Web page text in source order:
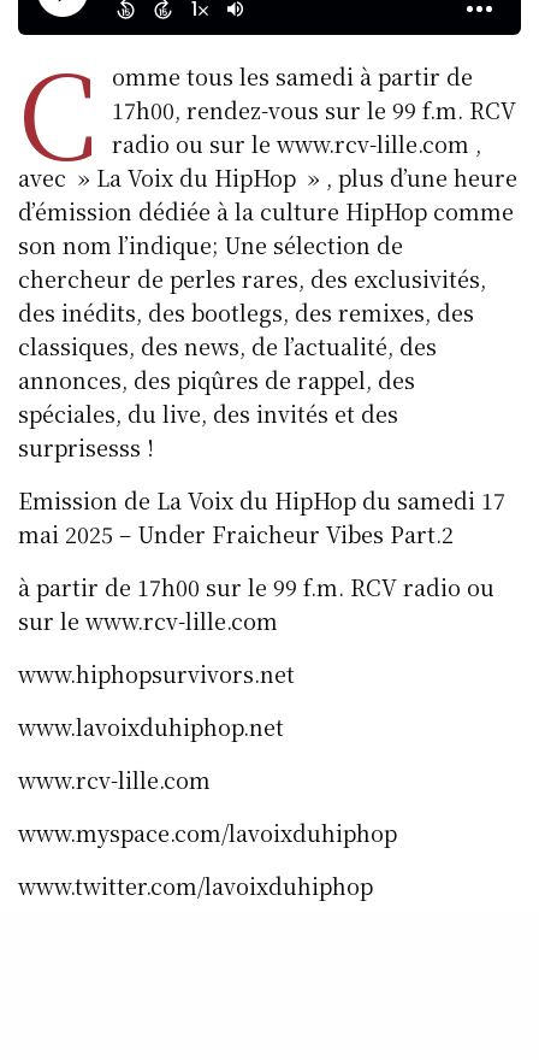
C
omme tous les samedi à partir de
17h00, rendez-vous sur le 99 f.m. RCV
radio ou sur le www.rcv-lille.com ,
avec » La Voix du HipHop » , plus d’une heure
d’émission dédiée à la culture HipHop comme
son nom l’indique; Une sélection de
chercheur de perles rares, des exclusivités,
des inédits, des bootlegs, des remixes, des
classiques, des news, de l’actualité, des
annonces, des piqûres de rappel, des
spéciales, du live, des invités et des
surprisesss !
Emission de La Voix du HipHop du samedi 17
mai 2025 – Under Fraicheur Vibes Part.2
à partir de 17h00 sur le 99 f.m. RCV radio ou
sur le www.rcv-lille.com
www.hiphopsurvivors.net
www.lavoixduhiphop.net
www.rcv-lille.com
www.myspace.com/lavoixduhiphop
www.twitter.com/lavoixduhiphop